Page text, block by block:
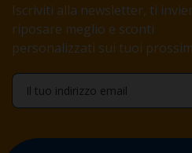
Iscriviti alla newsletter, ti
riposare meglio e sconti
personalizzati sui tuoi